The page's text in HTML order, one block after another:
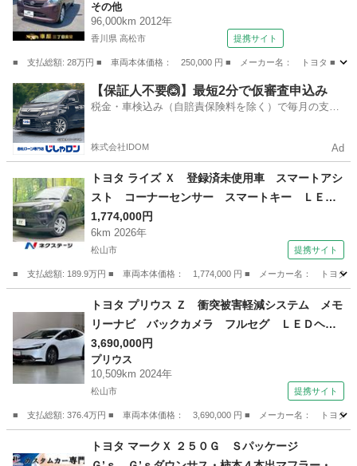
その他
96,000km 2012年
香川県 高松市 提携サイト
■ 支払総額: 28万円 ■ 車両本体価格： 250,000 円 ■ メーカー名： トヨタ ■
香川 高松市 その他
【保証人不要🙆】最短2分で仮審査申込み
税金・車検込み（自賠責保険料を除く）で毎月の支払
株式会社IDOM Ad
トヨタ ライズ Ｘ 登録済未使用車 スマートアシ
スト コーナーセンサー スマートキー ＬＥＤ
ヘッド オートハイビーム 車線逸脱警報 オー
トライト パワーウィンドウ パワーステアリン
グ 電動格納ミラー （検11.7）
1,774,000円
6km 2026年
松山市 提携サイト
■ 支払総額: 189.9万円 ■ 車両本体価格： 1,774,000 円 ■ メーカー名： トヨ
トヨタ
トヨタ プリウス Ｚ 衝突被害軽減システム メモ
リーナビ バックカメラ フルセグ ＬＥＤヘッ
ドランプ アルミホイール ドラレコ スマート
キー オートクルーズコントロール アイドリン
グストップ ＥＴＣ 盗難防止装置 キーレス
3,690,000円
プリウス
10,509km 2024年
松山市 提携サイト
■ 支払総額: 376.4万円 ■ 車両本体価格： 3,690,000 円 ■ メーカー名： トヨ
プリウス
トヨタ マークＸ ２５０Ｇ Ｓパッケージ